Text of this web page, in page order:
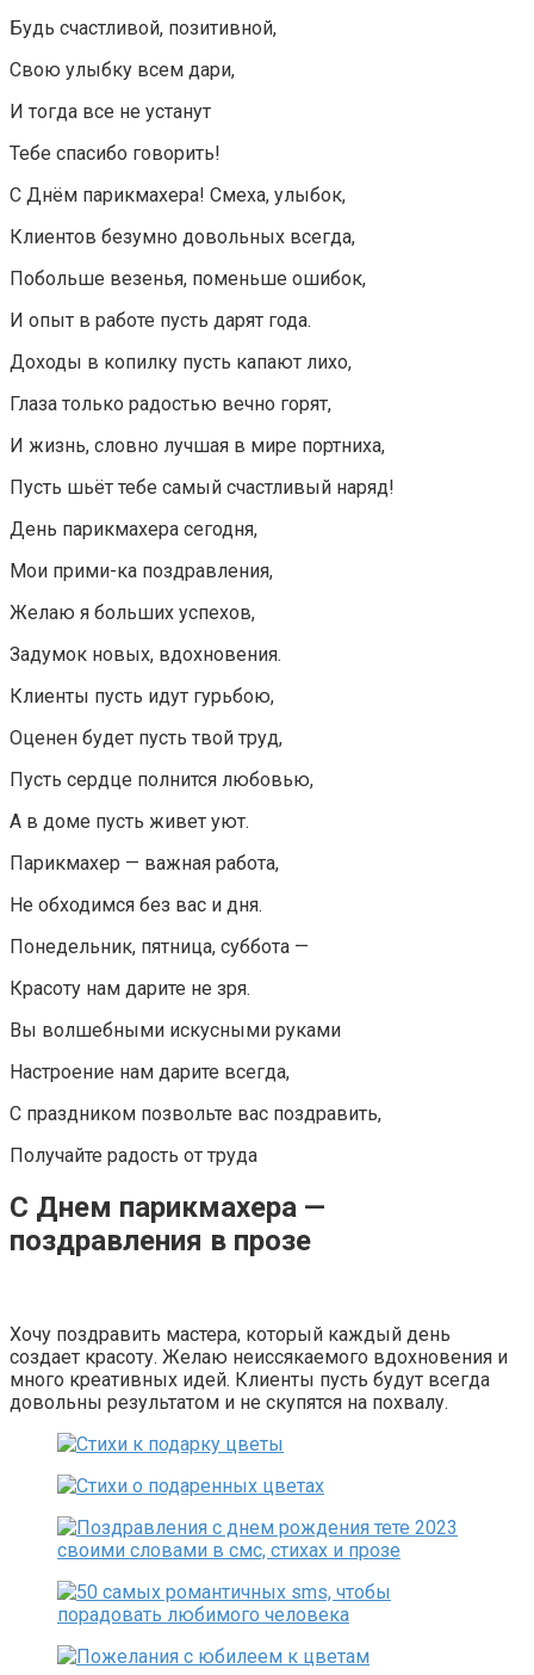
Будь счастливой, позитивной,
Свою улыбку всем дари,
И тогда все не устанут
Тебе спасибо говорить!
С Днём парикмахера! Смеха, улыбок,
Клиентов безумно довольных всегда,
Побольше везенья, поменьше ошибок,
И опыт в работе пусть дарят года.
Доходы в копилку пусть капают лихо,
Глаза только радостью вечно горят,
И жизнь, словно лучшая в мире портниха,
Пусть шьёт тебе самый счастливый наряд!
День парикмахера сегодня,
Мои прими-ка поздравления,
Желаю я больших успехов,
Задумок новых, вдохновения.
Клиенты пусть идут гурьбою,
Оценен будет пусть твой труд,
Пусть сердце полнится любовью,
А в доме пусть живет уют.
Парикмахер — важная работа,
Не обходимся без вас и дня.
Понедельник, пятница, суббота —
Красоту нам дарите не зря.
Вы волшебными искусными руками
Настроение нам дарите всегда,
С праздником позвольте вас поздравить,
Получайте радость от труда
С Днем парикмахера —
поздравления в прозе
Хочу поздравить мастера, который каждый день
создает красоту. Желаю неиссякаемого вдохновения и
много креативных идей. Клиенты пусть будут всегда
довольны результатом и не скупятся на похвалу.